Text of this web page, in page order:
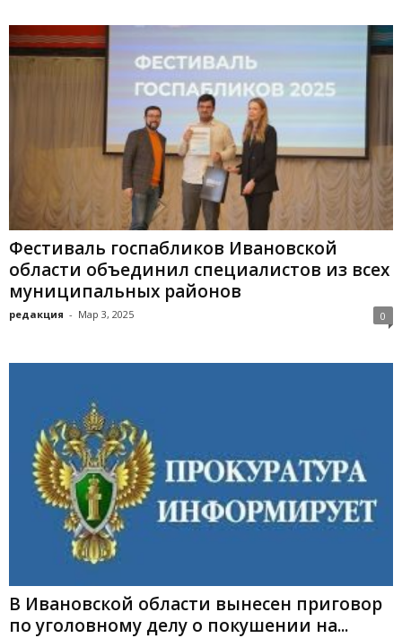
Фестиваль госпабликов Ивановской
области объединил специалистов из всех
муниципальных районов
редакция - Мар 3, 2025 0
В Ивановской области вынесен приговор
по уголовному делу о покушении на...